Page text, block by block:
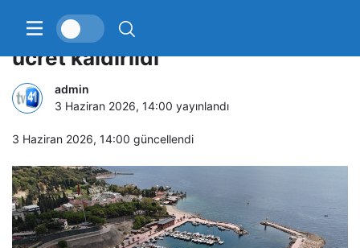
Darıca’da balıkçı barınağında
ücret kaldırıldı
admin
3 Haziran 2026, 14:00 yayınlandı
3 Haziran 2026, 14:00 güncellendi